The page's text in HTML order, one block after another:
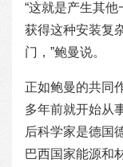
“这就是产生其
获得这种安装复
门，”鲍曼说。
正如鲍曼的共同
多年前就开始从
后科学家是德国
巴西国家能源和